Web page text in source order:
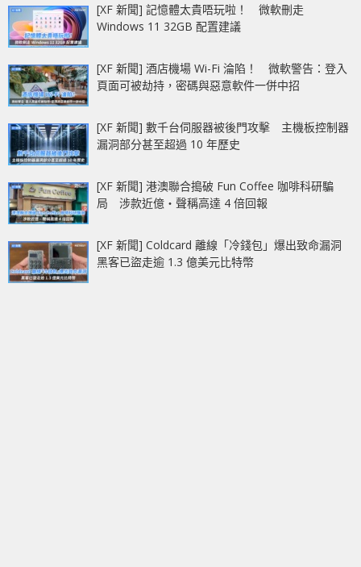
[XF 新聞] 記憶體太貴唔玩啦！ 微軟刪走
Windows 11 32GB 配置建議
[XF 新聞] 酒店機場 Wi-Fi 淪陷！ 微軟警告：登入
頁面可被劫持，密碼與惡意軟件一併中招
[XF 新聞] 數千台伺服器被後門攻擊 主機板控制器
漏洞部分甚至超過 10 年歷史
[XF 新聞] 港澳聯合搗破 Fun Coffee 咖啡科研騙
局 涉款近億‧聲稱高達 4 倍回報
[XF 新聞] Coldcard 離線「冷錢包」爆出致命漏洞
黑客已盜走逾 1.3 億美元比特幣